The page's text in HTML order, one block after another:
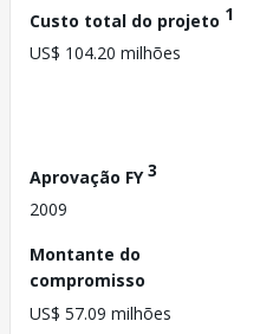
Custo total do projeto 1
US$ 104.20 milhões
Aprovação FY3
2009
Montante do
compromisso
US$ 57.09 milhões